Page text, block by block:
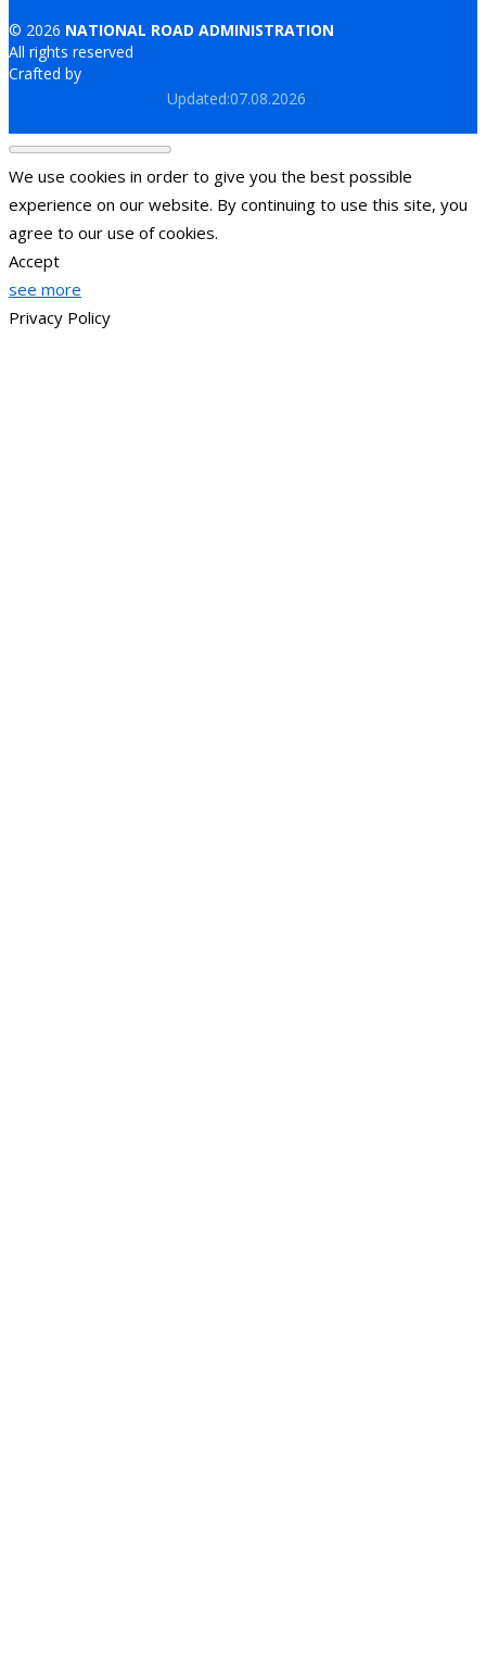
© 2026 NATIONAL ROAD ADMINISTRATION
All rights reserved
Crafted by
Updated:07.08.2026
We use cookies in order to give you the best possible
experience on our website. By continuing to use this site, you
agree to our use of cookies.
Accept
see more
Privacy Policy